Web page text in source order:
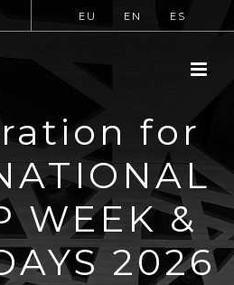
EU EN ES
for
WEEK &
2026